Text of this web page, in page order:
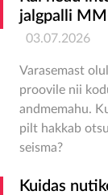
jalgpalli
03.07.2026
Varasemast
proovile nii
andmemahu.
pilt hakkab
seisma?
Kuidas